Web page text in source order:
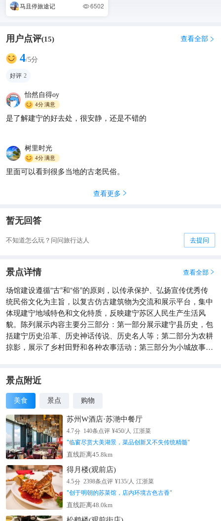
马且停旅途记 6502
用户点评(15) 查看全部 
4/5分
好评 2
怡然自得oy
4分满意
是了解建宁的好去处，很安静，还是不错的
树里时光
4分满意
里面可以看到很多当地的古老民俗。
查看更多 
暂无回答
不知道怎么玩？问问旅行达人 去提问
景点详情 查看全部 
场馆建设遵循“古”和“俗”的原则，以传承保护、弘扬宣传优秀传
统民俗文化为主旨，以复古仿古建筑物为交流和展示平台，集中
体现建宁地域特色和文化特质，反映建宁苏区人民生产生活风
貌。陈列展示内容主要分三部分：第一部分展示建宁县历史，包
括建宁历史沿革、历史神话传说、历史名人等；第二部分为农耕
掠影，展示了乡村田野和各种农事活动；第三部分为小城故事，
人物塑像与民俗实物相结合的表现手法，生动形象展现了建宁民
俗民
景点附近
美食 景点 购物
苏州W酒店·苏滟中餐厅
4.7分 140条点评 ¥450/人 江浙菜
"临窗尽赏大美湖景，菜品创新又不失传统精髓"
直线距离45.8km
得月楼(观前店)
4.5分 2398条点评 ¥135/人 江浙菜
"创于明朝的苏菜馆，店内环境古色古香"
直线距离48.0km